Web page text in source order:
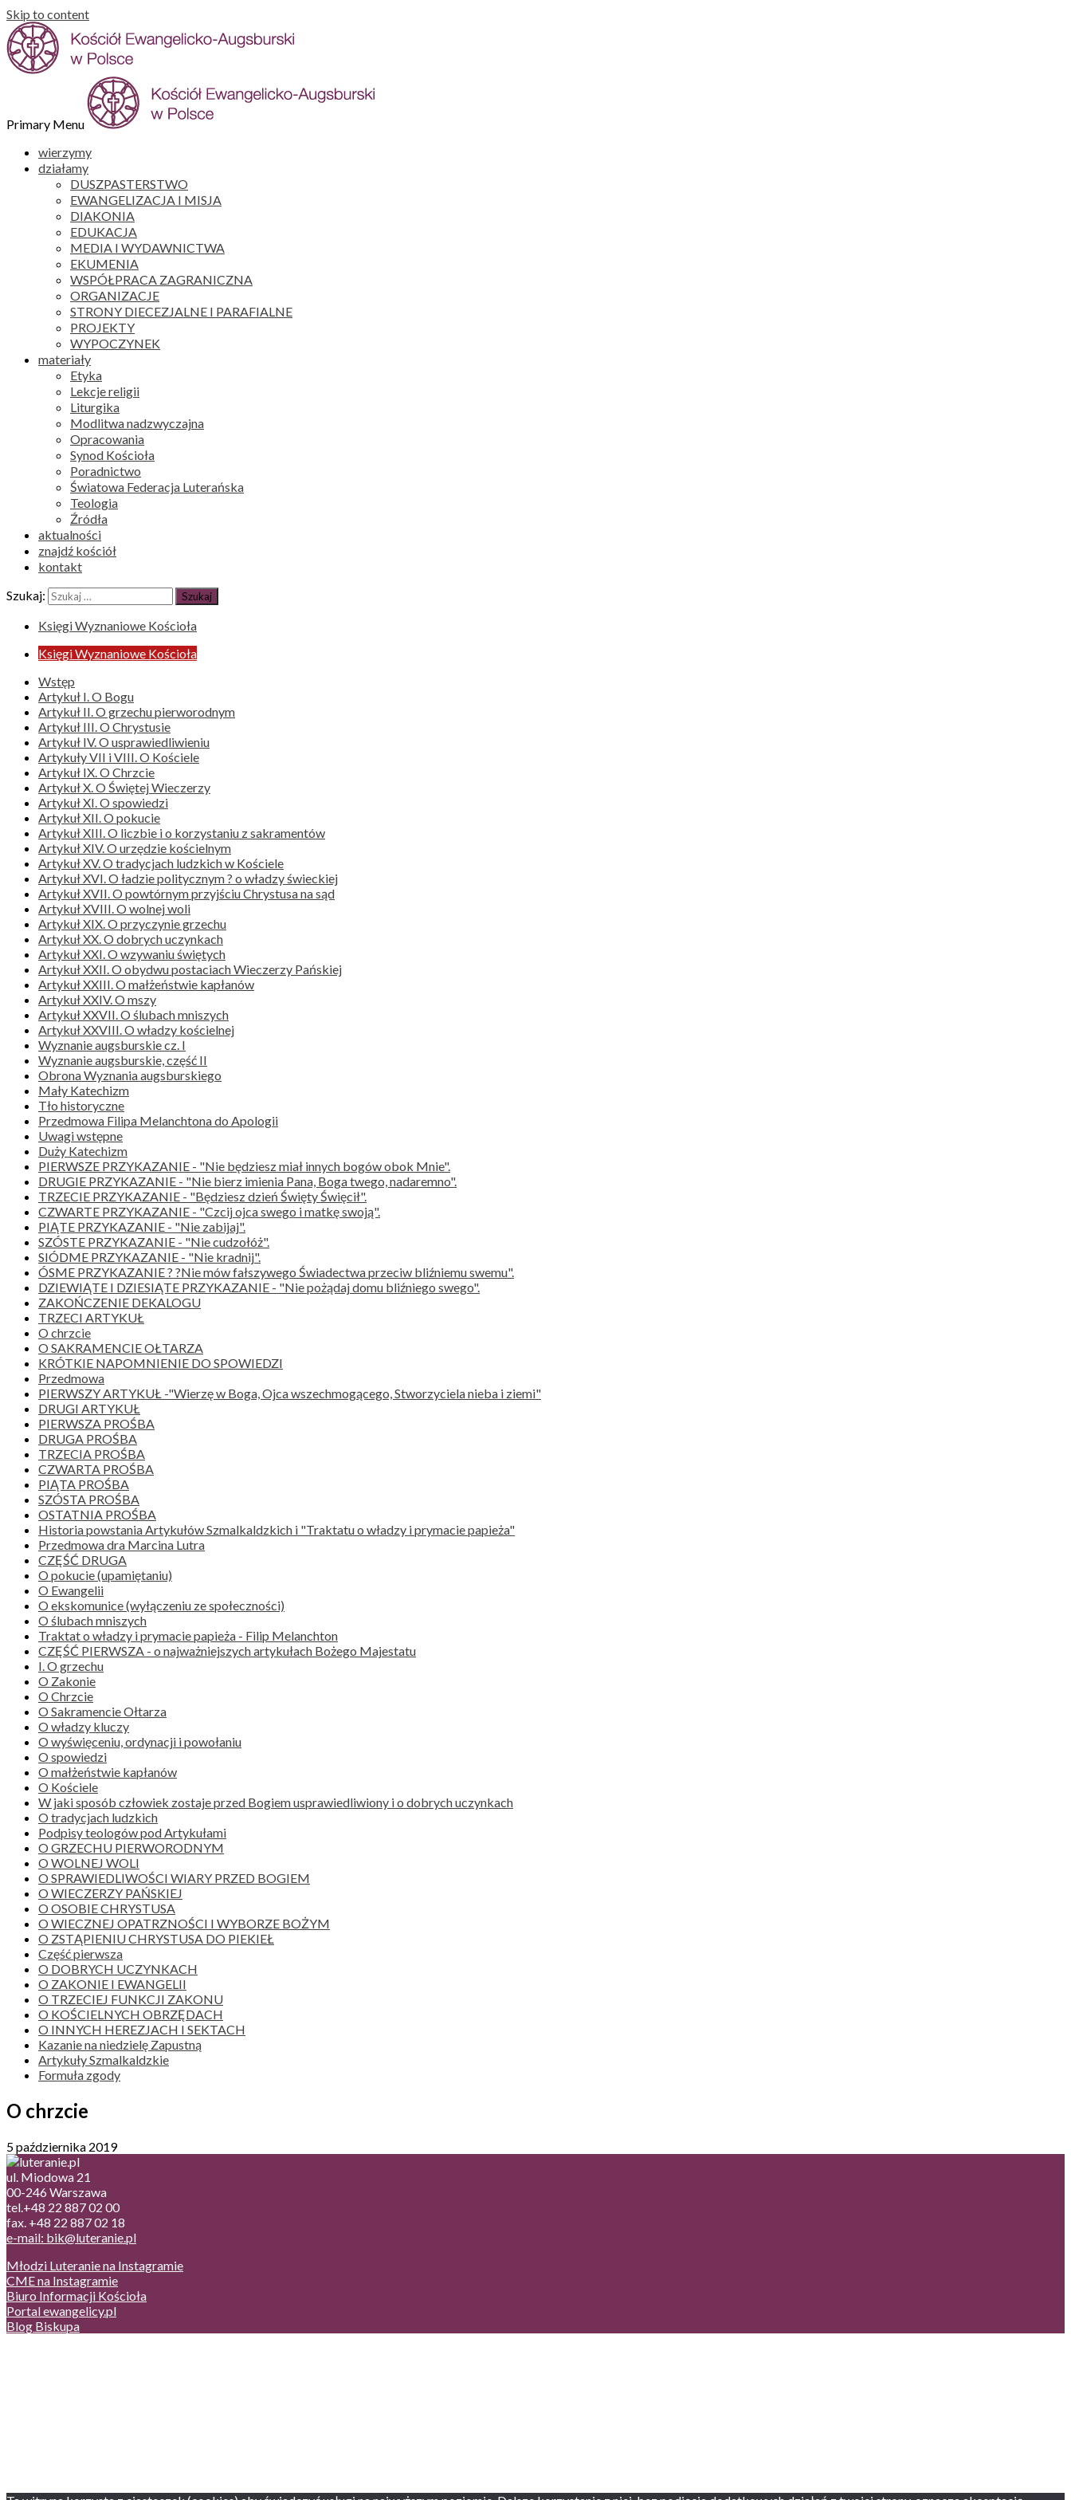
Skip to content
Primary Menu
wierzymy
działamy
DUSZPASTERSTWO
EWANGELIZACJA I MISJA
DIAKONIA
EDUKACJA
MEDIA I WYDAWNICTWA
EKUMENIA
WSPÓŁPRACA ZAGRANICZNA
ORGANIZACJE
STRONY DIECEZJALNE I PARAFIALNE
PROJEKTY
WYPOCZYNEK
materiały
Etyka
Lekcje religii
Liturgika
Modlitwa nadzwyczajna
Opracowania
Synod Kościoła
Poradnictwo
Światowa Federacja Luterańska
Teologia
Źródła
aktualności
znajdź kościół
kontakt
Szukaj:
Księgi Wyznaniowe Kościoła
Księgi Wyznaniowe Kościoła
Wstęp
Artykuł I. O Bogu
Artykuł II. O grzechu pierworodnym
Artykuł III. O Chrystusie
Artykuł IV. O usprawiedliwieniu
Artykuły VII i VIII. O Kościele
Artykuł IX. O Chrzcie
Artykuł X. O Świętej Wieczerzy
Artykuł XI. O spowiedzi
Artykuł XII. O pokucie
Artykuł XIII. O liczbie i o korzystaniu z sakramentów
Artykuł XIV. O urzędzie kościelnym
Artykuł XV. O tradycjach ludzkich w Kościele
Artykuł XVI. O ładzie politycznym ? o władzy świeckiej
Artykuł XVII. O powtórnym przyjściu Chrystusa na sąd
Artykuł XVIII. O wolnej woli
Artykuł XIX. O przyczynie grzechu
Artykuł XX. O dobrych uczynkach
Artykuł XXI. O wzywaniu świętych
Artykuł XXII. O obydwu postaciach Wieczerzy Pańskiej
Artykuł XXIII. O małżeństwie kapłanów
Artykuł XXIV. O mszy
Artykuł XXVII. O ślubach mniszych
Artykuł XXVIII. O władzy kościelnej
Wyznanie augsburskie cz. I
Wyznanie augsburskie, część II
Obrona Wyznania augsburskiego
Mały Katechizm
Tło historyczne
Przedmowa Filipa Melanchtona do Apologii
Uwagi wstępne
Duży Katechizm
PIERWSZE PRZYKAZANIE - "Nie będziesz miał innych bogów obok Mnie".
DRUGIE PRZYKAZANIE - "Nie bierz imienia Pana, Boga twego, nadaremno".
TRZECIE PRZYKAZANIE - "Będziesz dzień Święty Święcił".
CZWARTE PRZYKAZANIE - "Czcij ojca swego i matkę swoją".
PIĄTE PRZYKAZANIE - "Nie zabijaj".
SZÓSTE PRZYKAZANIE - "Nie cudzołóż".
SIÓDME PRZYKAZANIE - "Nie kradnij".
ÓSME PRZYKAZANIE ? ?Nie mów fałszywego Świadectwa przeciw bliźniemu swemu".
DZIEWIĄTE I DZIESIĄTE PRZYKAZANIE - "Nie pożądaj domu bliźniego swego".
ZAKOŃCZENIE DEKALOGU
TRZECI ARTYKUŁ
O chrzcie
O SAKRAMENCIE OŁTARZA
KRÓTKIE NAPOMNIENIE DO SPOWIEDZI
Przedmowa
PIERWSZY ARTYKUŁ -"Wierzę w Boga, Ojca wszechmogącego, Stworzyciela nieba i ziemi"
DRUGI ARTYKUŁ
PIERWSZA PROŚBA
DRUGA PROŚBA
TRZECIA PROŚBA
CZWARTA PROŚBA
PIĄTA PROŚBA
SZÓSTA PROŚBA
OSTATNIA PROŚBA
Historia powstania Artykułów Szmalkaldzkich i "Traktatu o władzy i prymacie papieża"
Przedmowa dra Marcina Lutra
CZĘŚĆ DRUGA
O pokucie (upamiętaniu)
O Ewangelii
O ekskomunice (wyłączeniu ze społeczności)
O ślubach mniszych
Traktat o władzy i prymacie papieża - Filip Melanchton
CZĘŚĆ PIERWSZA - o najważniejszych artykułach Bożego Majestatu
I. O grzechu
O Zakonie
O Chrzcie
O Sakramencie Ołtarza
O władzy kluczy
O wyświęceniu, ordynacji i powołaniu
O spowiedzi
O małżeństwie kapłanów
O Kościele
W jaki sposób człowiek zostaje przed Bogiem usprawiedliwiony i o dobrych uczynkach
O tradycjach ludzkich
Podpisy teologów pod Artykułami
O GRZECHU PIERWORODNYM
O WOLNEJ WOLI
O SPRAWIEDLIWOŚCI WIARY PRZED BOGIEM
O WIECZERZY PAŃSKIEJ
O OSOBIE CHRYSTUSA
O WIECZNEJ OPATRZNOŚCI I WYBORZE BOŻYM
O ZSTĄPIENIU CHRYSTUSA DO PIEKIEŁ
Część pierwsza
O DOBRYCH UCZYNKACH
O ZAKONIE I EWANGELII
O TRZECIEJ FUNKCJI ZAKONU
O KOŚCIELNYCH OBRZĘDACH
O INNYCH HEREZJACH I SEKTACH
Kazanie na niedzielę Zapustną
Artykuły Szmalkaldzkie
Formuła zgody
O chrzcie
5 października 2019
ul. Miodowa 21
00-246 Warszawa
tel.+48 22 887 02 00
fax. +48 22 887 02 18
e-mail: bik@luteranie.pl
Młodzi Luteranie na Instagramie
CME na Instagramie
Biuro Informacji Kościoła
Portal ewangelicy.pl
Blog Biskupa